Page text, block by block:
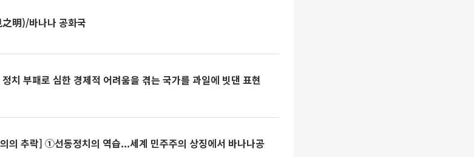
明)/바나나 공화국
치 부패로 심한 경제적 어려움을 겪는 국가를 과일에 빗댄 표현
의 추락] ①선동정치의 역습...세계 민주주의 상징에서 바나나공